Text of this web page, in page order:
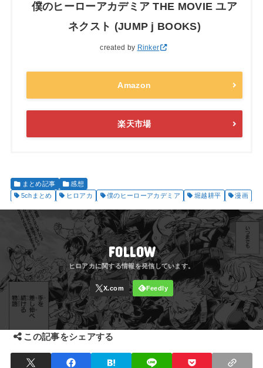
僕のヒーローアカデミア THE MOVIE ユア
ネクスト (JUMP j BOOKS)
created by Rinker
Amazon
楽天市場
まとめ記事
感想
5chまとめ
ヒロアカ 僕のヒーローアカデミア 堀越耕平 漫画
FOLLOW
この記事をシェアする